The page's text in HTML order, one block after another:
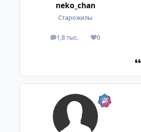
neko_chan
Старожилы
1,8 тыс.
посты 0
Репутация